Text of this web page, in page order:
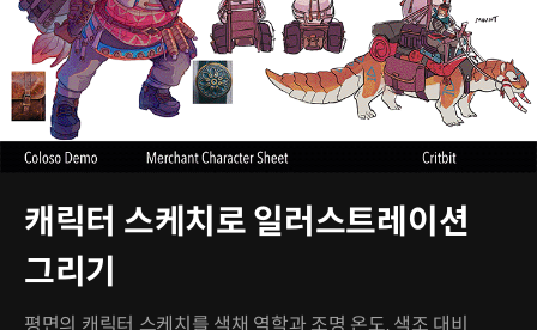
캐릭터 스케치로 일러스트레이션
그리기
평면의 캐릭터 스케치를 색채 역학과 조명 온도, 색조 대비